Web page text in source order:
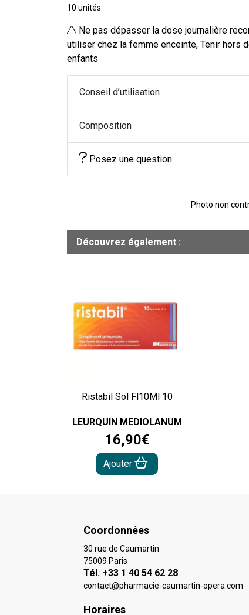
10 unités
Ne pas dépasser la dose journalière
utiliser chez la femme enceinte, Tenir hors
enfants
Conseil d’utilisation
Composition
Posez une question
Photo non
Découvrez également :
Ristabil Sol Fl10Ml 10
LEURQUIN MEDIOLANUM
16,90€
Ajouter
Coordonnées
30 rue de Caumartin
75009 Paris
Tél. +33 1 40 54 62 28
contact@pharmacie-caumartin-opera.com
Horaires